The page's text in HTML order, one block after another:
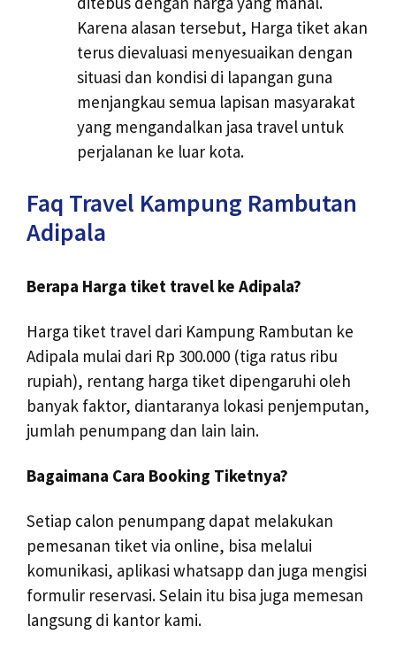
Karena alasan tersebut, Harga tiket akan
terus dievaluasi menyesuaikan dengan
situasi dan kondisi di lapangan guna
menjangkau semua lapisan masyarakat
yang mengandalkan jasa travel untuk
perjalanan ke luar kota.
Faq Travel Kampung Rambutan
Adipala
Berapa Harga tiket travel ke Adipala?
Harga tiket travel dari Kampung Rambutan ke
Adipala mulai dari Rp 300.000 (tiga ratus ribu
rupiah), rentang harga tiket dipengaruhi oleh
banyak faktor, diantaranya lokasi penjemputan,
jumlah penumpang dan lain lain.
Bagaimana Cara Booking Tiketnya?
Setiap calon penumpang dapat melakukan
pemesanan tiket via online, bisa melalui
komunikasi, aplikasi whatsapp dan juga mengisi
formulir reservasi. Selain itu bisa juga memesan
langsung di kantor kami.